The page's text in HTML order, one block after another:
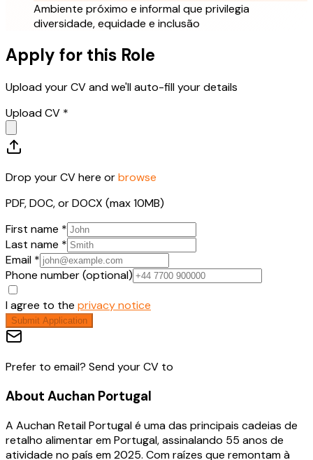
Ambiente próximo e informal que privilegia
diversidade, equidade e inclusão
Apply for this Role
Upload your CV and we'll auto-fill your details
Upload CV *
Drop your CV here orbrowse
PDF, DOC, or DOCX (max 10MB)
First name *
Last name *
Email *
Phone number (optional)
I agree to the privacy notice
Submit Application
Prefer to email? Send your CV to
About Auchan Portugal
A Auchan Retail Portugal é uma das principais cadeias de
retalho alimentar em Portugal, assinalando 55 anos de
atividade no país em 2025. Com raízes que remontam à